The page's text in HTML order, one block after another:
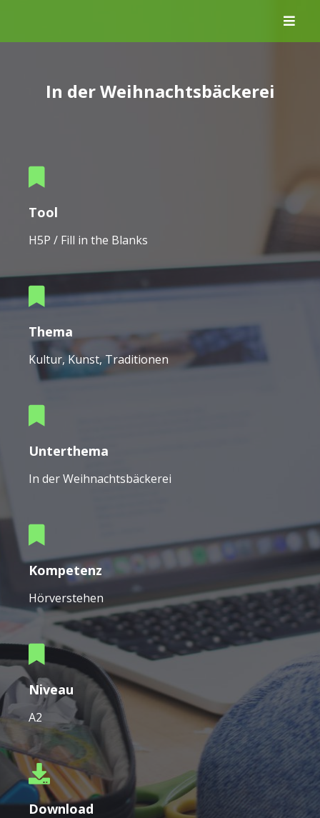
In der Weihnachtsbäckerei
Tool
H5P / Fill in the Blanks
Thema
Kultur, Kunst, Traditionen
Unterthema
In der Weihnachtsbäckerei
Kompetenz
Hörverstehen
Niveau
A2
Download